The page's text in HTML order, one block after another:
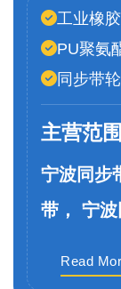
工业橡
PU聚氨
同步带轮
主营范围
宁波同步
带， 宁
Read